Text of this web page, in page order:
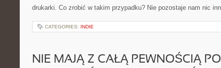
drukarki. Co zrobić w takim przypadku? Nie pozostaje nam nic
CATEGORIES: INDIE
NIE MAJĄ Z CAŁĄ PEWNOŚCIĄ